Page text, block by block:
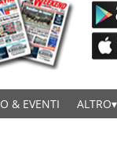
& EVENTI ALTRO